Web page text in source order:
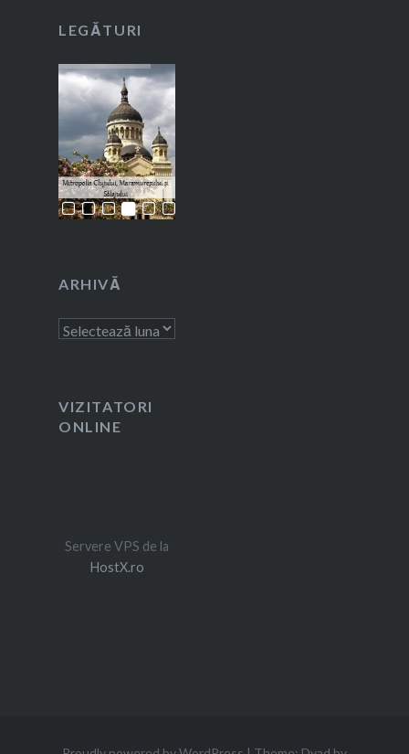
LEGĂTURI
ARHIVĂ
Arhivă
VIZITATORI
ONLINE
Servere VPS de la
HostX.ro